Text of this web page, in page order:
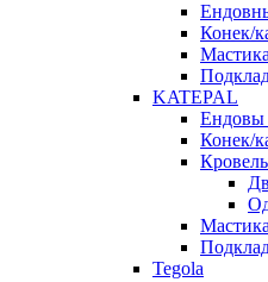
Конек/
KATEPAL
Ендовы
Конек/
Tegola